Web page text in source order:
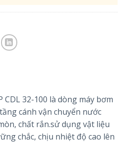
32-100 là dòng máy bơm
cánh vận chuyển nước
chất rắn.sử dụng vật liệu
chắc, chịu nhiệt độ cao lên